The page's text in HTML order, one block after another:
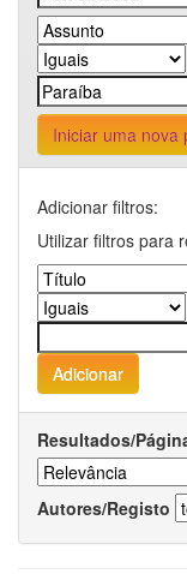
Iniciar uma nova
Adicionar filtros:
Utilizar filtros para
Resultados/
Autores/Registo